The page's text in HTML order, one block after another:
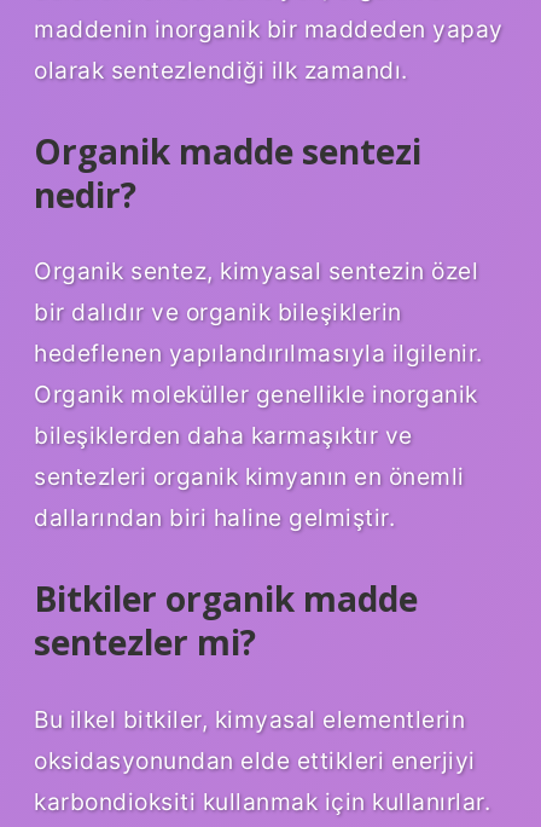
maddenin inorganik bir maddeden yapay
olarak sentezlendiği ilk zamandı.
Organik madde sentezi
nedir?
Organik sentez, kimyasal sentezin özel
bir dalıdır ve organik bileşiklerin
hedeflenen yapılandırılmasıyla ilgilenir.
Organik moleküller genellikle inorganik
bileşiklerden daha karmaşıktır ve
sentezleri organik kimyanın en önemli
dallarından biri haline gelmiştir.
Bitkiler organik madde
sentezler mi?
Bu ilkel bitkiler, kimyasal elementlerin
oksidasyonundan elde ettikleri enerjiyi
karbondioksiti kullanmak için kullanırlar.